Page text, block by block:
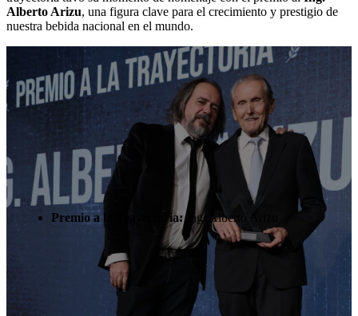
Alberto Arizu, una figura clave para el crecimiento y prestigio de
nuestra bebida nacional en el mundo.
Premio a la Trayectoria:Ing. Alberto Arizu